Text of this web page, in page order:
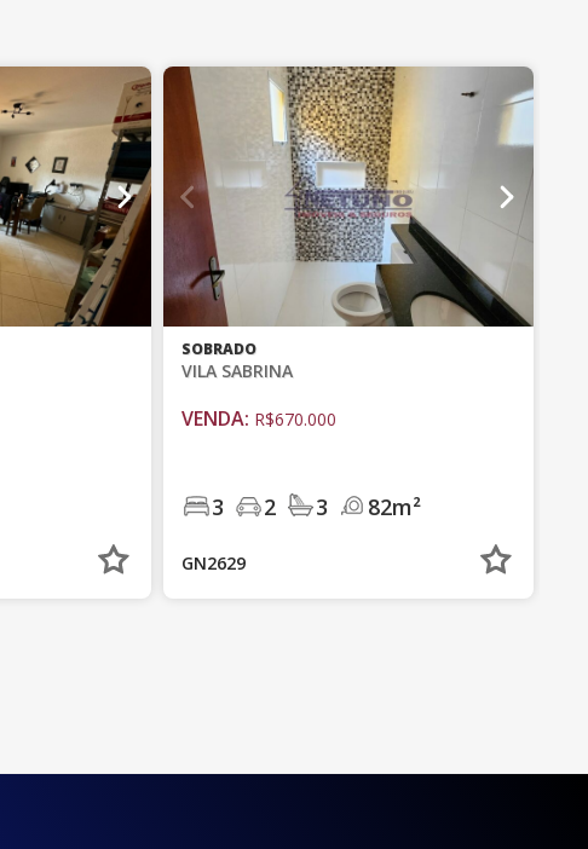
SOBRADO
VILA SABRINA
VENDA: R$670.000
3 2 3 82m²
GN2629